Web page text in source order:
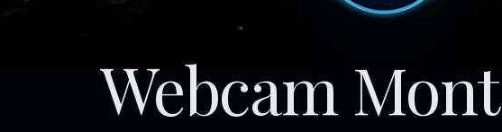
Webcam Mont